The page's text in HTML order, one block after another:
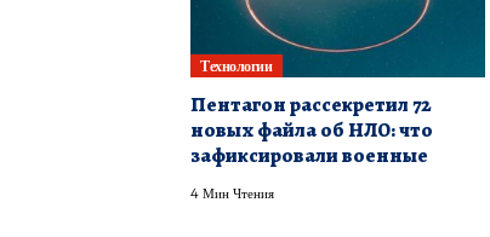
Технологии
Пентагон рассекретил 72
новых файла об НЛО: что
зафиксировали военные
4 Мин Чтения